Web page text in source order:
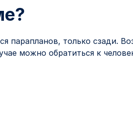
парапланов, только сзади.
можно обратиться к